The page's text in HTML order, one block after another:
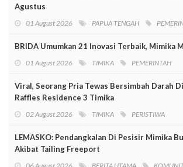
Agustus
01 August 2026 PAPUA TENGAH
BRIDA Umumkan 21 Inovasi Terbaik, Mimika
01 August 2026 TIMIKA PEMERINTAH
Viral, Seorang Pria Tewas Bersimbah Darah
Raffles Residence 3 Timika
02 August 2026 TIMIKA PERISTIWA
LEMASKO: Pendangkalan Di Pesisir Mimika
Akibat Tailing Freeport